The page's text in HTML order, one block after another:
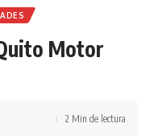
Motor
2 Min de lectura